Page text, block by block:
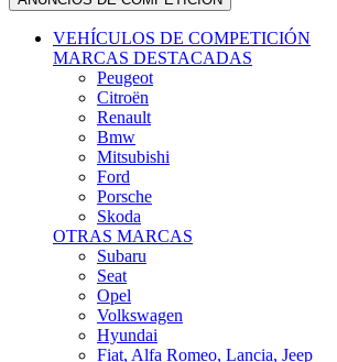
VEHÍCULOS DE COMPETICIÓN
MARCAS DESTACADAS
Peugeot
Citroën
Renault
Bmw
Mitsubishi
Ford
Porsche
Skoda
OTRAS MARCAS
Subaru
Seat
Opel
Volkswagen
Hyundai
Fiat, Alfa Romeo, Lancia, Jeep
Toyota